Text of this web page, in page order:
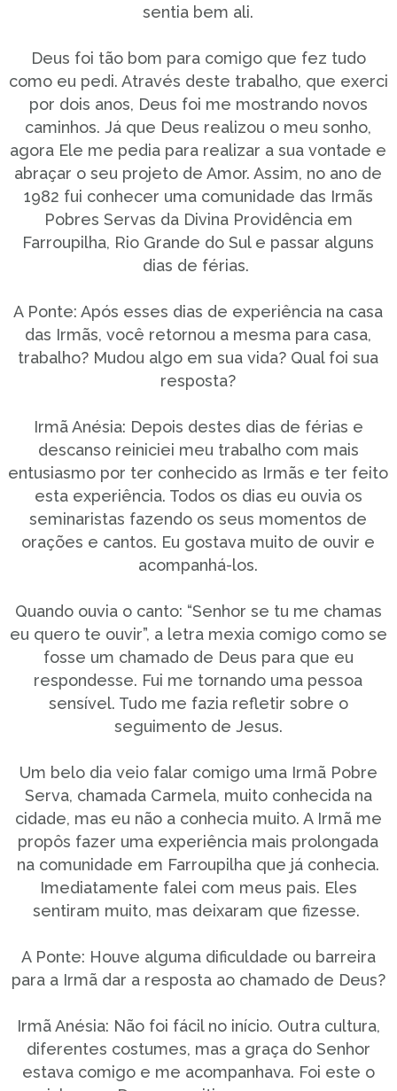
sentia bem ali.
Deus foi tão bom para comigo que fez tudo
como eu pedi. Através deste trabalho, que exerci
por dois anos, Deus foi me mostrando novos
caminhos. Já que Deus realizou o meu sonho,
agora Ele me pedia para realizar a sua vontade e
abraçar o seu projeto de Amor. Assim, no ano de
1982 fui conhecer uma comunidade das Irmãs
Pobres Servas da Divina Providência em
Farroupilha, Rio Grande do Sul e passar alguns
dias de férias.
A Ponte: Após esses dias de experiência na casa
das Irmãs, você retornou a mesma para casa,
trabalho? Mudou algo em sua vida? Qual foi sua
resposta?
Irmã Anésia: Depois destes dias de férias e
descanso reiniciei meu trabalho com mais
entusiasmo por ter conhecido as Irmãs e ter feito
esta experiência. Todos os dias eu ouvia os
seminaristas fazendo os seus momentos de
orações e cantos. Eu gostava muito de ouvir e
acompanhá-los.
Quando ouvia o canto: “Senhor se tu me chamas
eu quero te ouvir”, a letra mexia comigo como se
fosse um chamado de Deus para que eu
respondesse. Fui me tornando uma pessoa
sensível. Tudo me fazia refletir sobre o
seguimento de Jesus.
Um belo dia veio falar comigo uma Irmã Pobre
Serva, chamada Carmela, muito conhecida na
cidade, mas eu não a conhecia muito. A Irmã me
propôs fazer uma experiência mais prolongada
na comunidade em Farroupilha que já conhecia.
Imediatamente falei com meus pais. Eles
sentiram muito, mas deixaram que fizesse.
A Ponte: Houve alguma dificuldade ou barreira
para a Irmã dar a resposta ao chamado de Deus?
Irmã Anésia: Não foi fácil no início. Outra cultura,
diferentes costumes, mas a graça do Senhor
estava comigo e me acompanhava. Foi este o